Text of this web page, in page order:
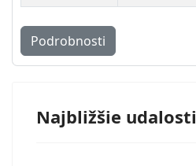
Podrobnosti
Najbližšie udalosti